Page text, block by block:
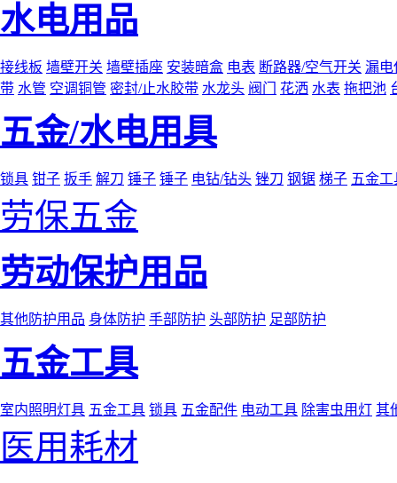
水电用品
接线板 墙壁开关 墙壁插座 安装暗盒 电表 断路器/空气开关 漏电
带 水管 空调铜管 密封/止水胶带 水龙头 阀门 花洒 水表 拖把池
五金/水电用具
锁具 钳子 扳手 解刀 锤子 锤子 电钻/钻头 锉刀 钢锯 梯子 五金
劳保五金
劳动保护用品
其他防护用品 身体防护 手部防护 头部防护 足部防护
五金工具
室内照明灯具 五金工具 锁具 五金配件 电动工具 除害虫用灯 其
医用耗材